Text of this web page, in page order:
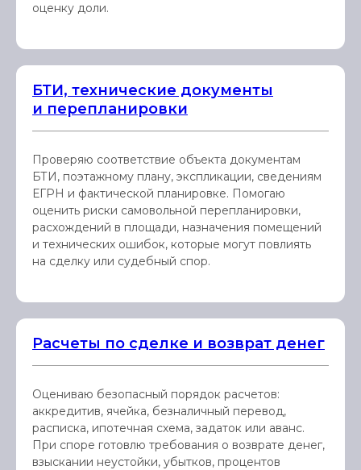
оценку доли.
БТИ, технические документы
и перепланировки
Проверяю соответствие объекта документам
БТИ, поэтажному плану, экспликации, сведениям
ЕГРН и фактической планировке. Помогаю
оценить риски самовольной перепланировки,
расхождений в площади, назначения помещений
и технических ошибок, которые могут повлиять
на сделку или судебный спор.
Расчеты по сделке и возврат денег
Оцениваю безопасный порядок расчетов:
аккредитив, ячейка, безналичный перевод,
расписка, ипотечная схема, задаток или аванс.
При споре готовлю требования о возврате денег,
взыскании неустойки, убытков, процентов